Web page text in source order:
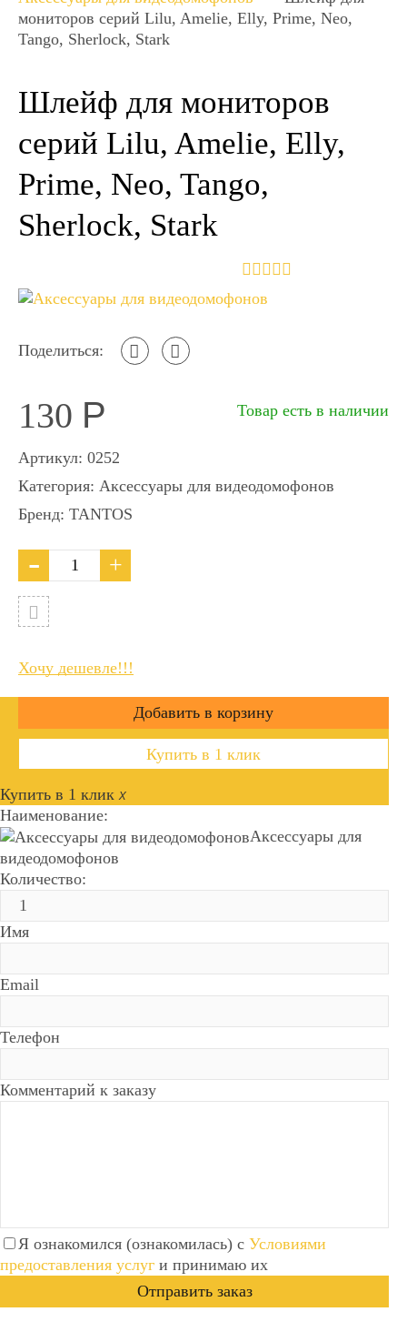
мониторов серий Lilu, Amelie, Elly, Prime, Neo,
Tango, Sherlock, Stark
Шлейф для мониторов
серий Lilu, Amelie, Elly,
Prime, Neo, Tango,
Sherlock, Stark
Поделиться:
130 Р
Артикул: 0252
Категория: Аксессуары для видеодомофонов
Бренд: TANTOS
Товар есть в наличии
Хочу дешевле!!!
Купить в 1 клик
Купить в 1 клик x
Наименование:
Аксессуары для
видеодомофонов
Количество:
Имя
Email
Телефон
Комментарий к заказу
Я ознакомился (ознакомилась) с Условиями
предоставления услуг и принимаю их